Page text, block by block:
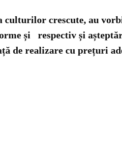
culturilor crescute, au
și respectiv și
de realizare cu prețuri